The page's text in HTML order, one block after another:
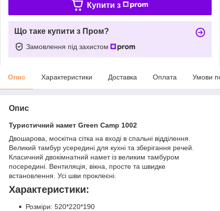
Купити з
Що таке купити з Пром?
Замовлення під захистом
Опис Характеристики Доставка Оплата Умови
Опис
Туристичний намет Green Camp 1002
Двошарова, москітна сітка на вході в спальні відділення.
Великий тамбур усередині для кухні та зберігання речей.
Класичний двокімнатний намет із великим тамбуром
посередині. Вентиляція, вікна, просте та швидке
встановлення. Усі шви проклеєні.
Характеристики:
Розміри: 520*220*190